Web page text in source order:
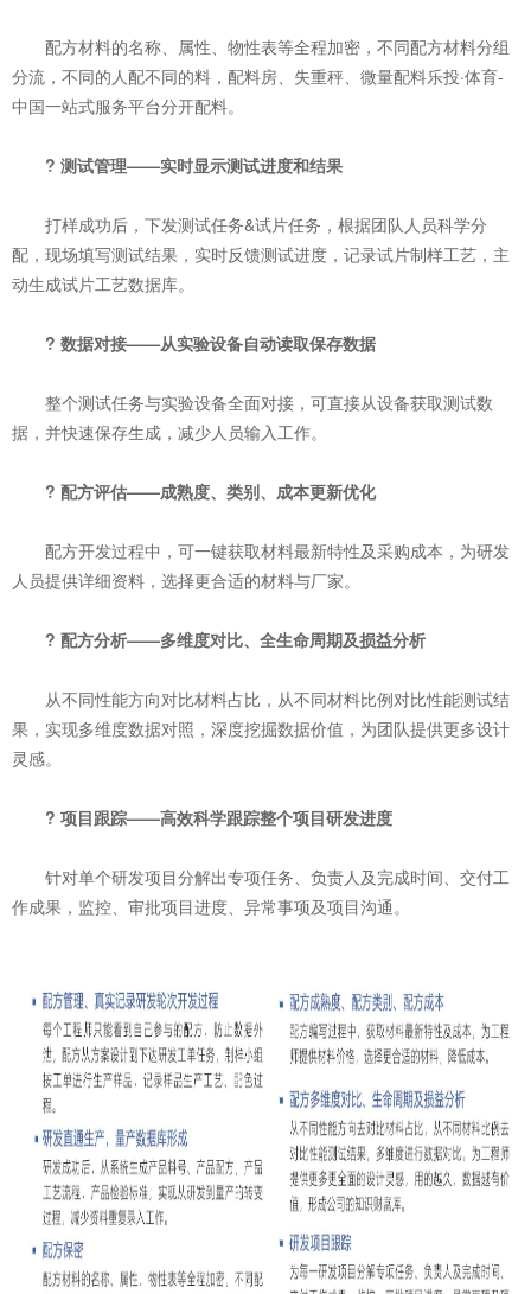
配方材料的名称、属性、物性表等全程加密，不同配方材料分组
分流，不同的人配不同的料，配料房、失重秤、微量配料乐投·体育-
中国一站式服务平台分开配料。
? 测试管理——实时显示测试进度和结果
打样成功后，下发测试任务&试片任务，根据团队人员科学分
配，现场填写测试结果，实时反馈测试进度，记录试片制样工艺，主
动生成试片工艺数据库。
? 数据对接——从实验设备自动读取保存数据
整个测试任务与实验设备全面对接，可直接从设备获取测试数
据，并快速保存生成，减少人员输入工作。
? 配方评估——成熟度、类别、成本更新优化
配方开发过程中，可一键获取材料最新特性及采购成本，为研发
人员提供详细资料，选择更合适的材料与厂家。
? 配方分析——多维度对比、全生命周期及损益分析
从不同性能方向对比材料占比，从不同材料比例对比性能测试结
果，实现多维度数据对照，深度挖掘数据价值，为团队提供更多设计
灵感。
? 项目跟踪——高效科学跟踪整个项目研发进度
针对单个研发项目分解出专项任务、负责人及完成时间、交付工
作成果，监控、审批项目进度、异常事项及项目沟通。